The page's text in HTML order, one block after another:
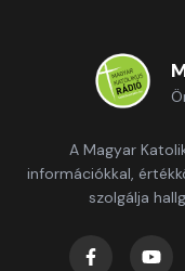
A Magyar
információkkal,
szolgálja